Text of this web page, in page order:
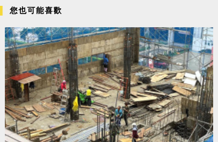
您也可能喜歡